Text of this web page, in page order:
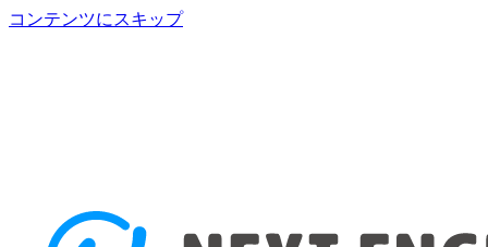
コンテンツにスキップ